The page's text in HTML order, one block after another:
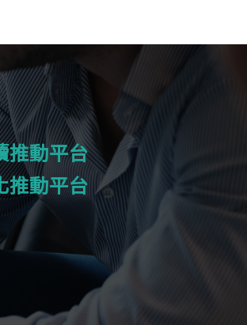
推動平台
推動平台